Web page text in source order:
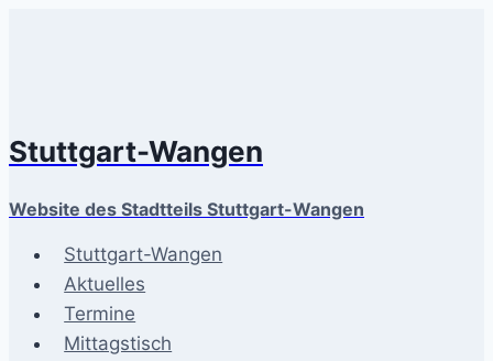
Stuttgart-Wangen
Website des Stadtteils Stuttgart-Wangen
Stuttgart-Wangen
Aktuelles
Termine
Mittagstisch